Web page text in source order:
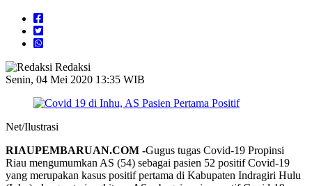
Redaksi
Senin, 04 Mei 2020 13:35 WIB
Net/Ilustrasi
RIAUPEMBARUAN.COM -Gugus tugas Covid-19 Propinsi
Riau mengumumkan AS (54) sebagai pasien 52 positif Covid-19
yang merupakan kasus positif pertama di Kabupaten Indragiri Hulu